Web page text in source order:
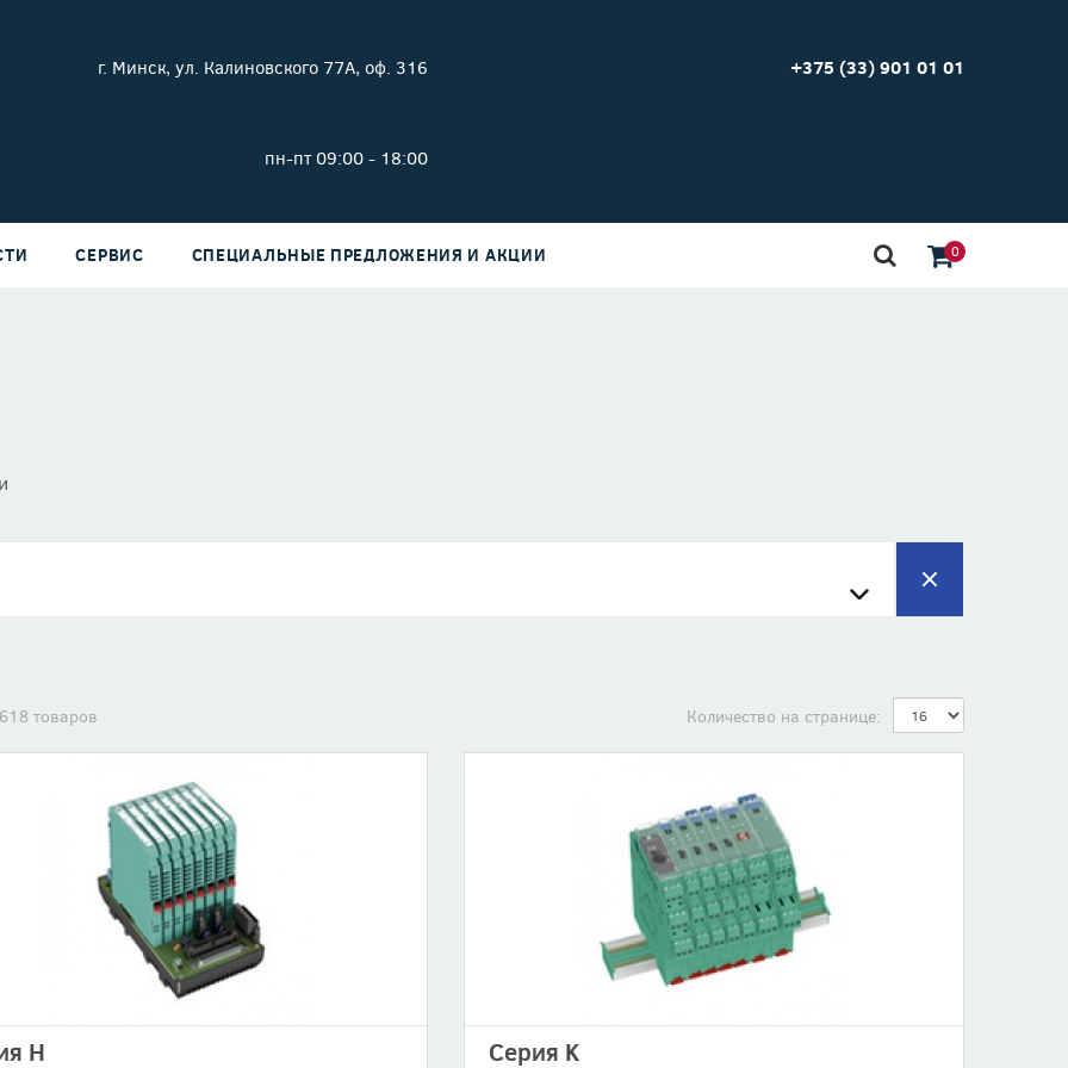
г. Минск, ул. Калиновского 77А, оф. 316 +375 (33) 901 01 01
пн-пт 09:00 - 18:00
СЕРВИС СПЕЦИАЛЬНЫЕ ПРЕДЛОЖЕНИЯ И АКЦИИ 0
товаров Количество на странице:
H Серия K